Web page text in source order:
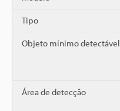
Tipo
Objeto mínimo detectável
Área de detecção